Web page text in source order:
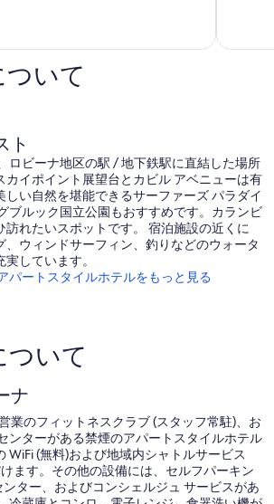
ウ
素
ミ
9
件
件
の
口
ついて
ト
ロビーナ地区の駅 / 地下鉄駅に直結した場所
カイポイント展望台とカビル アベニューは有
い自然を堪能できるサーファーズ パラダイ
ブルック国立公園もおすすめです。カランビ
訪れたいスポットです。 宿泊施設の近くに
、ウィンドサーフィン、釣りなどのウォータ
しています。
パートスタイルホテルをもっと見る
ついて
ナ
業のフィットネスクラブ (スタッフ常駐)、お
ンターがある禁煙のアパートスタイルホテル
WiFi (無料)および地域内シャトルサービス
ます。その他の設備には、セルフパーキン
ター、およびコンシェルジュ サービスがあ